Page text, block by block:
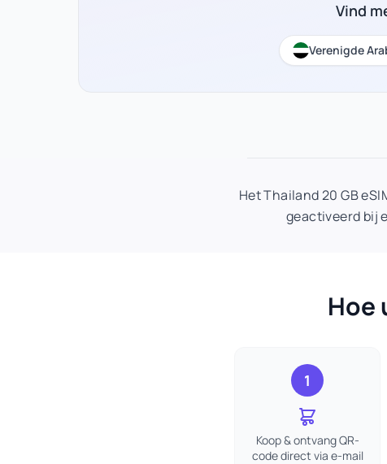
Vind
Verenigde
Het Thailand 20 GB
geactiveerd bij
Hoe
1
Koop & ontvang QR-
code direct via e-mail